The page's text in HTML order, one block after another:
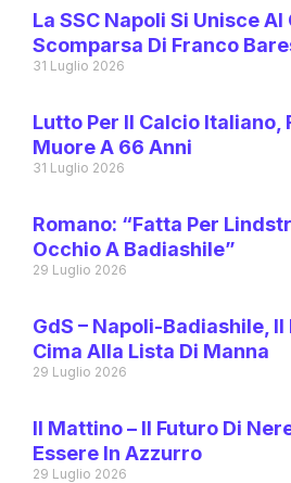
La SSC Napoli Si Unisce
Scomparsa Di Franco
31 Luglio 2026
Lutto Per Il Calcio Italiano,
Muore A 66 Anni
31 Luglio 2026
Romano: “Fatta Per
Occhio A Badiashile”
29 Luglio 2026
GdS – Napoli-Badiashile, Il
Cima Alla Lista Di Manna
29 Luglio 2026
Il Mattino – Il Futuro Di
Essere In Azzurro
29 Luglio 2026